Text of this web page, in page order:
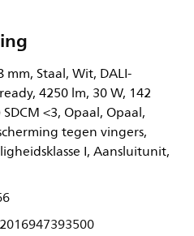
Staal, Wit, DALI-
4250 lm, 30 W, 142
<3, Opaal, Opaal,
tegen vingers,
I, Aansluitunit,